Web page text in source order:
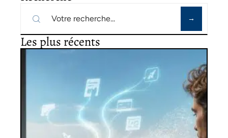
Les plus récents